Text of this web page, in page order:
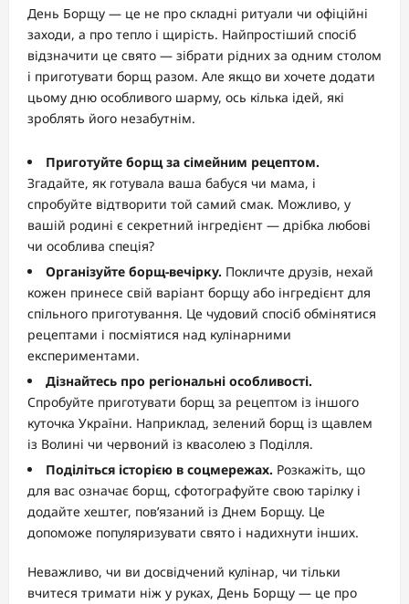
День Борщу — це не про складні ритуали чи офіційні
заходи, а про тепло і щирість. Найпростіший спосіб
відзначити це свято — зібрати рідних за одним столом
і приготувати борщ разом. Але якщо ви хочете додати
цьому дню особливого шарму, ось кілька ідей, які
зроблять його незабутнім.
Приготуйте борщ за сімейним рецептом.
Згадайте, як готувала ваша бабуся чи мама, і
спробуйте відтворити той самий смак. Можливо, у
вашій родині є секретний інгредієнт — дрібка любові
чи особлива спеція?
Організуйте борщ-вечірку. Покличте друзів, нехай
кожен принесе свій варіант борщу або інгредієнт для
спільного приготування. Це чудовий спосіб обмінятися
рецептами і посміятися над кулінарними
експериментами.
Дізнайтесь про регіональні особливості.
Спробуйте приготувати борщ за рецептом із іншого
куточка України. Наприклад, зелений борщ із щавлем
із Волині чи червоний із квасолею з Поділля.
Поділіться історією в соцмережах. Розкажіть, що
для вас означає борщ, сфотографуйте свою тарілку і
додайте хештег, пов’язаний із Днем Борщу. Це
допоможе популяризувати свято і надихнути інших.
Неважливо, чи ви досвідчений кулінар, чи тільки
вчитеся тримати ніж у руках, День Борщу — це про